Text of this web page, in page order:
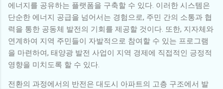
에너지를 공유하는 플랫폼을 구축할 수 있다. 이러한 시스템은
단순한 에너지 공급을 넘어서는 경험으로, 주민 간의 소통과 협
력을 통한 공동체 발전의 기회를 제공할 것이다. 또한, 지자체와
연계하여 지역 주민들이 자발적으로 참여할 수 있는 프로그램
을 마련하여, 태양광 발전 사업이 지역 경제에 직접적인 긍정적
영향을 미치도록 할 수 있다.
전환의 과정에서의 반전은 대도시 아파트의 고층 구조에서 발